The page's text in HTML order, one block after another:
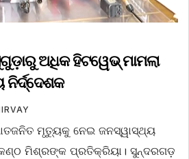
ଅଧିକ ହିଟୱେଭ୍ ମାମଲା
ମୃତ୍ୟୁକୁ ନେଇ ଜନସ୍ୱାସ୍ଥ୍ୟ
ମିଶ୍ରଙ୍କ ପ୍ରତିକ୍ରିୟା। ସୁନ୍ଦରଗଡ଼